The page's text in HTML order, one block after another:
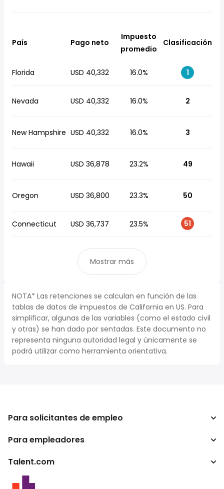
País Pago neto
Impuesto
promedio
Clasificación
Florida USD 40,332 16.0% 1
Nevada USD 40,332 16.0% 2
New Hampshire USD 40,332 16.0% 3
Hawaii USD 36,878 23.2% 49
Oregon USD 36,800 23.3% 50
Connecticut USD 36,737 23.5% 51
Mostrar más
NOTA* Las retenciones se calculan en función de las
tablas de datos de impuestos de California en US. Para
simplificar, algunas de las variables (como el estado civil
y otras) se han dado por sentadas. Este documento no
representa ninguna autoridad legal y únicamente se
podrá utilizar como herramienta orientativa.
Para solicitantes de empleo
Buscador de trabajo
Conversor de salario
Para empleadores
Empresa
Talent.com
Otros países